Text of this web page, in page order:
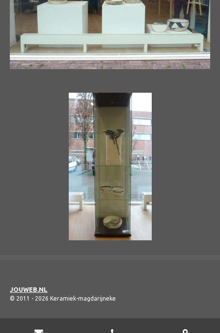
JOUWEB.NL
© 2011 - 2026 Keramiek-magdarijneke